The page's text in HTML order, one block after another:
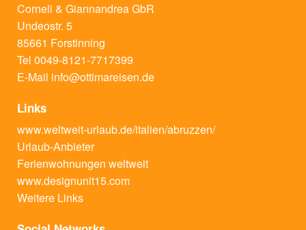
Corneli & Giannandrea GbR
Undeostr. 5
85661 Forstinning
Tel 0049-8121-7717399
E-Mail info@ottimareisen.de
Links
www.weltweit-urlaub.de/italien/abruzzen/
Urlaub-Anbieter
Ferienwohnungen weltweit
www.designunit15.com
Weitere Links